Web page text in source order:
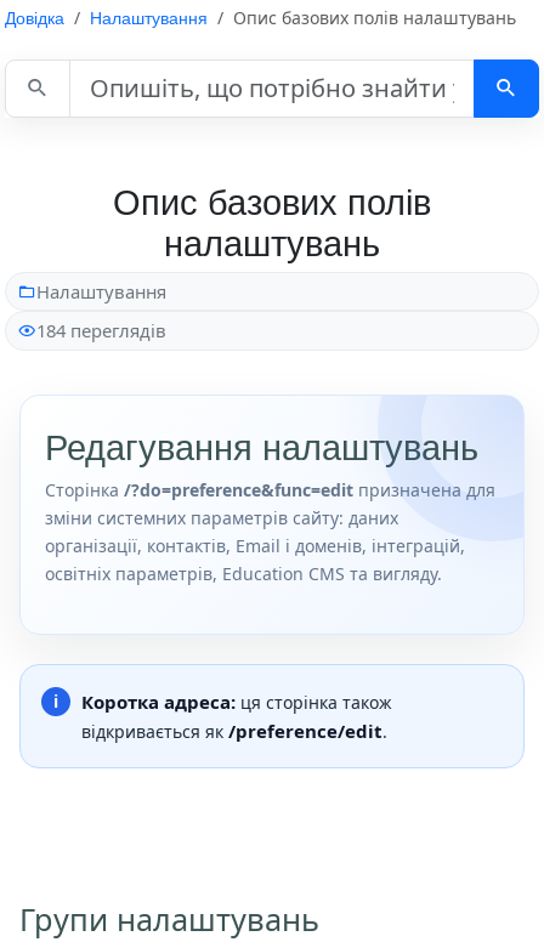
Довідка Налаштування Опис базових полів налаштувань
Пошук у довідці
Опис базових полів
налаштувань
Налаштування
184 переглядів
Редагування налаштувань
Сторінка /?do=preference&func=edit призначена для
зміни системних параметрів сайту: даних
організації, контактів, Email і доменів, інтеграцій,
освітніх параметрів, Education CMS та вигляду.
Коротка адреса: ця сторінка також
відкривається як /preference/edit.
Групи налаштувань